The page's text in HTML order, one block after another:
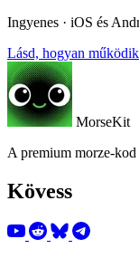
Ingyenes · iOS és
Lásd, hogyan működik
MorseKit
A premium morze-
Kövess